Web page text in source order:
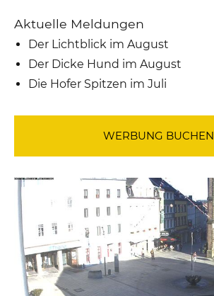
Aktuelle Meldungen
Der Lichtblick im August
Der Dicke Hund im August
Die Hofer Spitzen im Juli
WERBUNG BUCHEN